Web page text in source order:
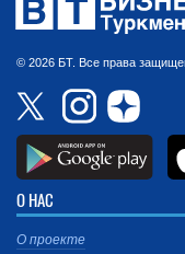
© 2026 БТ. Все права
О НАС
О проекте